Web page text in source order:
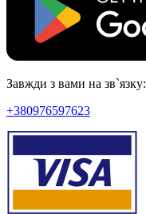
Завжди з вами на зв`язку:
+380976597623